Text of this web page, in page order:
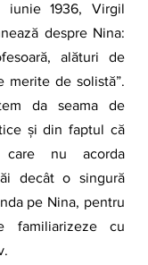
iunie 1936, Virgil
despre Nina:
alături de
merite de solistă”.
da seama de
și din faptul că
care nu acorda
decât o singură
pe Nina, pentru
familiarizeze cu